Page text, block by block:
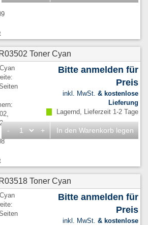
Toner Cyan
Bitte anmelden für
Preis
inkl. MwSt. & kostenlose
Lieferung
Lagernd, Lieferzeit 1-2 Tage
- + In den Warenkorb legen
Toner Cyan
Bitte anmelden für
Preis
inkl. MwSt. & kostenlose